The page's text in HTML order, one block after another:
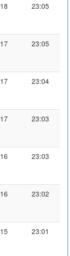
23:05
23:05
23:04
23:03
23:03
23:02
23:01